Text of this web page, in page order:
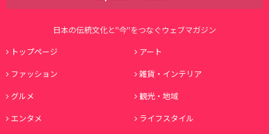
日本の伝統文化と"今"をつなぐウェブマガジン
トップページ
アート
ファッション
雑貨・インテリア
グルメ
観光・地域
エンタメ
ライフスタイル